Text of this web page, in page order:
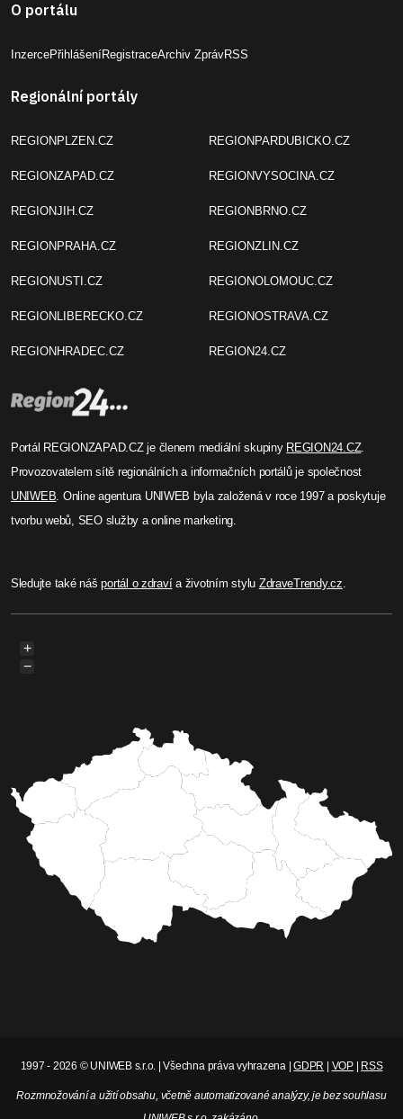
O portálu
InzercePřihlášeníRegistraceArchiv ZprávRSS
Regionální portály
REGIONPLZEN.CZ
REGIONZAPAD.CZ
REGIONJIH.CZ
REGIONPRAHA.CZ
REGIONUSTI.CZ
REGIONLIBERECKO.CZ
REGIONHRADEC.CZ
REGIONPARDUBICKO.CZ
REGIONVYSOCINA.CZ
REGIONBRNO.CZ
REGIONZLIN.CZ
REGIONOLOMOUC.CZ
REGIONOSTRAVA.CZ
REGION24.CZ
Portál REGIONZAPAD.CZ je členem mediální skupiny REGION24.CZ.
Provozovatelem sítě regionálních a informačních portálů je společnost
UNIWEB. Online agentura UNIWEB byla založená v roce 1997 a poskytuje
tvorbu webů, SEO služby a online marketing.
Sledujte také nášportál o zdravía životním stylu ZdraveTrendy.cz.
+
−
1997 - 2026 © UNIWEB s.r.o. | Všechna práva vyhrazena |GDPR VOP| RSS
Rozmnožování a užití obsahu, včetně automatizované analýzy, je bez souhlasu